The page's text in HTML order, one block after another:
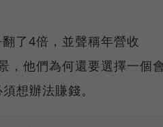
了4倍，並聲稱年營收
，他們為何還要選擇一個
想辦法賺錢。